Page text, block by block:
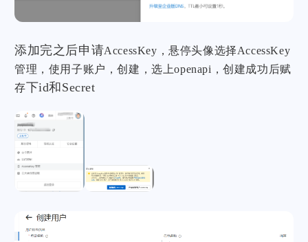
添加完之后申请AccessKey，悬停头像选择AccessKey
管理，使用子账户，创建，选上openapi，创建成功后赋
存下id和Secret